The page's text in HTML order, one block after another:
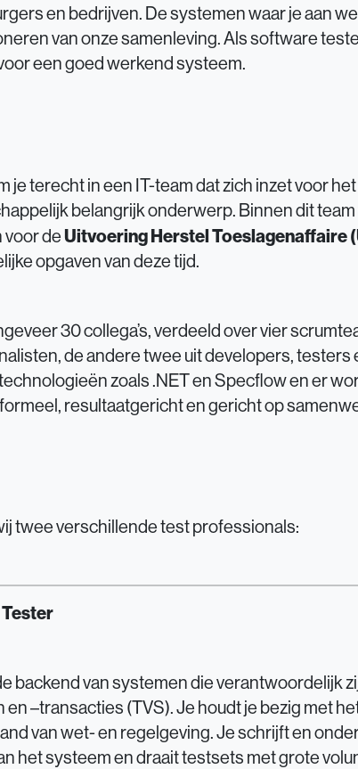
en bedrijven. De systemen waar je aan
van onze samenleving. Als software
een goed werkend systeem.
je terecht in een IT-team dat zich inzet voor
belangrijk onderwerp. Binnen dit
voor deUitvoering Herstel Toeslagenaffaire
opgaven van deze tijd.
30 collega’s, verdeeld over vier
de andere twee uit developers, testers
zoals .NET en Specflow en er
resultaatgericht en gericht op
twee verschillende test professionals:
backend van systemen die verantwoordelijk
–transacties (TVS). Je houdt je bezig met
van wet- en regelgeving. Je schrijft en
het systeem en draait testsets met grote